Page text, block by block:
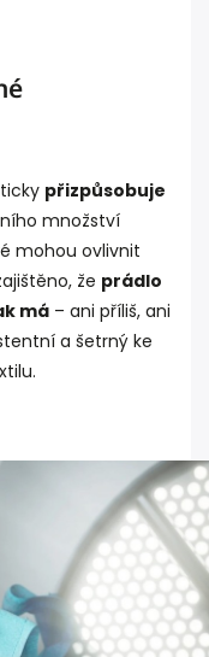
přizpůsobuje
množství
mohou ovlivnit
že prádlo
má– ani příliš, ani
a šetrný ke